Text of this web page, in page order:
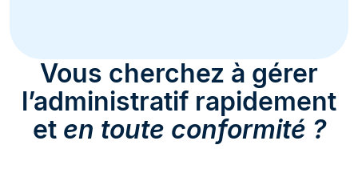
Vous cherchez à gérer
l’administratif rapidement
et en toute conformité ?